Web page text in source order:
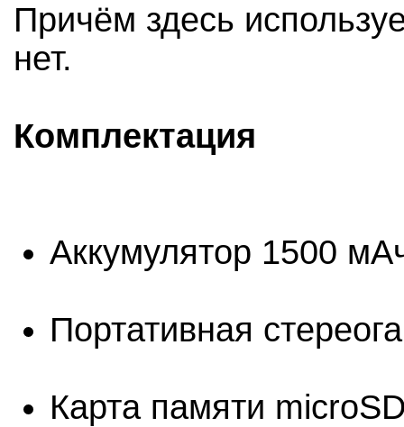
Причём здесь
нет.
Комплектация
Аккумулятор 1500
Портативная
Карта памяти